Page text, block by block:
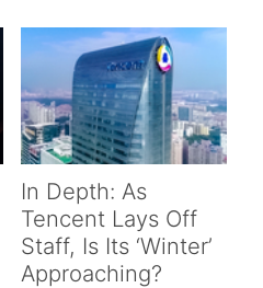
In Depth: As
Tencent Lays Off
Staff, Is Its ‘Winter’
Approaching?